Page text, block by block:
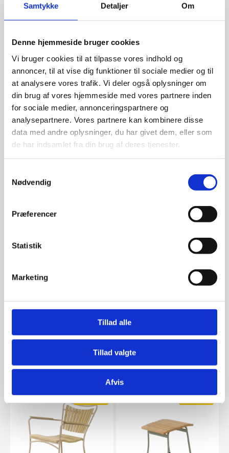
Samtykke Detaljer Om
Denne hjemmeside bruger cookies
Vi bruger cookies til at tilpasse vores indhold og
annoncer, til at vise dig funktioner til sociale medier og til
at analysere vores trafik. Vi deler også oplysninger om
din brug af vores hjemmeside med vores partnere inden
for sociale medier, annonceringspartnere og
analysepartnere. Vores partnere kan kombinere disse
data med andre oplysninger, du har givet dem, eller som
de har indsamlet fra din brug af deres tjenester.
Nødvendig
Præferencer
Statistik
Marketing
Tillad alle
Tillad valgte
Afvis
Lån & Leasing
Du har mulighed for at låne til eller lease dit
inventar købt hos os. Det eneste du skal, er at
gå ind på den del af vores hjemmeside og
udfylde en ansøgning. Det giver dig frihed til at
bruge dine penge på den daglige drift istedet
for inventar. Det giver dig også mulighed for
måske at lave netop den indretning du har
drømt om, men som måske er for dyr, hvis du
www.restaurantinventar.dk
økonomisk interesse i at tilbyde dig dette ud
låntagning og leasing foregår direkte imellem
restaurantinventar.dk
har udvalgt til at tilbyde
Beregn og ansøg her
Vi prismatcher - Klik her
Relaterede varer